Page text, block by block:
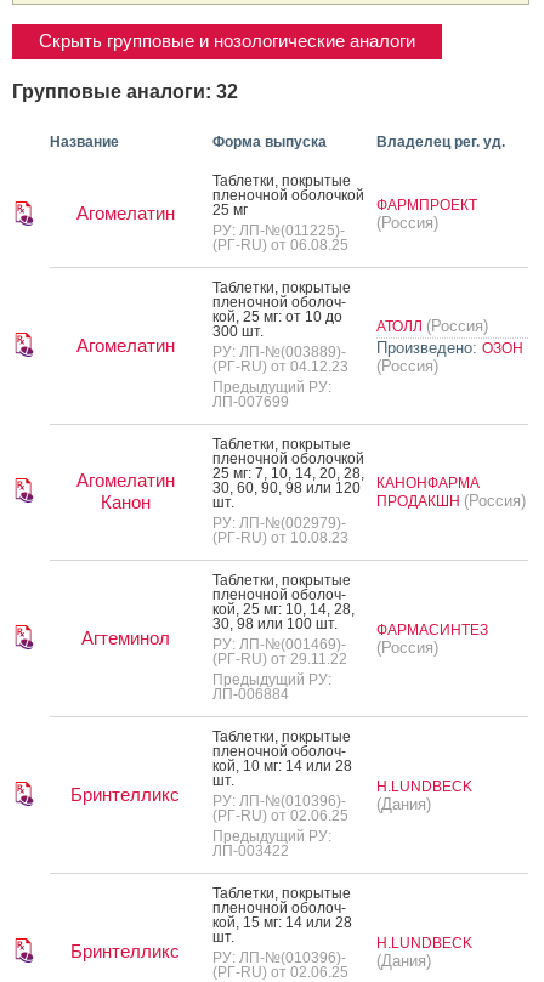
Скрыть групповые и нозологические аналоги
Групповые аналоги: 32
Название Форма выпуска Владелец рег. уд.
Агомелатин
Таб­летки, пок­ры­тые
пле­ноч­ной обо­лоч­кой
25 мг
РУ: ЛП-№(011225)-
(РГ-RU) от 06.08.25
ФАРМПРОЕКТ
(Россия)
Агомелатин
Таб­летки, пок­ры­тые
пле­ноч­ной обо­лоч­
кой, 25 мг: от 10 до
300 шт.
РУ: ЛП-№(003889)-
(РГ-RU) от 04.12.23
Предыдущий РУ:
ЛП-007699
АТОЛЛ (Россия)
Произведено: ОЗОН
(Россия)
Агомелатин
Канон
Таб­летки, пок­ры­тые
пле­ноч­ной обо­лоч­кой
25 мг: 7, 10, 14, 20, 28,
30, 60, 90, 98 или 120
шт.
РУ: ЛП-№(002979)-
(РГ-RU) от 10.08.23
КАНОНФАРМА
ПРОДАКШН (Россия)
Агтеминол
Таб­летки, пок­ры­тые
пле­ноч­ной обо­лоч­
кой, 25 мг: 10, 14, 28,
30, 98 или 100 шт.
РУ: ЛП-№(001469)-
(РГ-RU) от 29.11.22
Предыдущий РУ:
ЛП-006884
ФАРМАСИНТЕЗ
(Россия)
Бринтелликс
Таб­летки, пок­ры­тые
пле­ноч­ной обо­лоч­
кой, 10 мг: 14 или 28
шт.
РУ: ЛП-№(010396)-
(РГ-RU) от 02.06.25
Предыдущий РУ:
ЛП-003422
H.LUNDBECK
(Дания)
Бринтелликс
Таб­летки, пок­ры­тые
пле­ноч­ной обо­лоч­
кой, 15 мг: 14 или 28
шт.
РУ: ЛП-№(010396)-
(РГ-RU) от 02.06.25
H.LUNDBECK
(Дания)